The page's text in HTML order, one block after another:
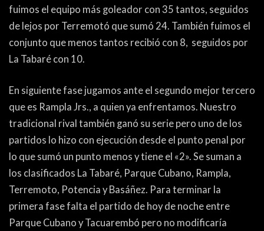
PYD RADIO
PEÑAS
ENCUESTAS
EDITORIALES
fuimos el equipo más goleador con 35 tantos, seguidos
de lejos por Terremotó que sumó 24. También fuimos el
conjunto que menos tantos recibió con 8, seguidos por
La Tabaré con 10.
En siguiente fase jugamos ante el segundo mejor tercero
que es Rampla Jrs., a quien ya enfrentamos. Nuestro
tradicional rival también ganó su serie pero uno de los
partidos lo hizo con ejecución desde el punto penal por
lo que sumó un punto menos y tiene el «2». Se suman a
los clasificados La Tabaré, Parque Cubano, Rampla,
Terremoto, Potencia y Basáñez. Para terminar la
primera fase falta el partido de hoy de noche entre
Parque Cubano y Tacuarembó pero no modificaría